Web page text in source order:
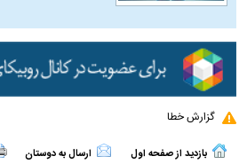
گزارش خطا
بازدید از صفحه اول ارسال به دوستان